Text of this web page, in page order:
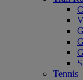
Tennis